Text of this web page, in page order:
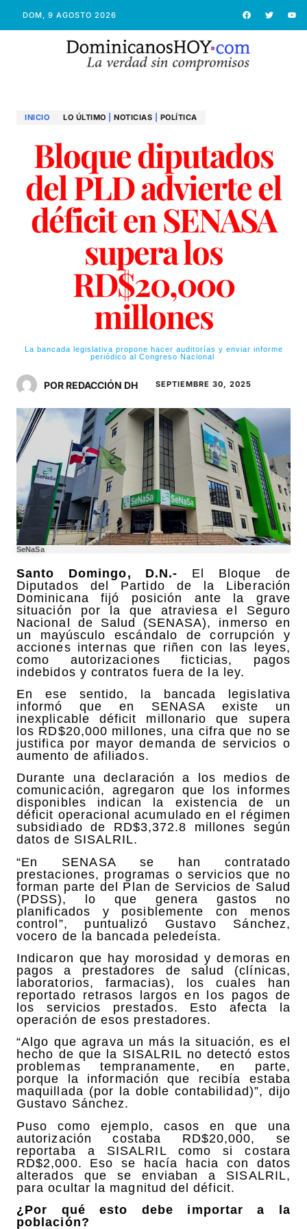
DOM, 9 AGOSTO 2026
INICIO LO ÚLTIMO NOTICIAS POLÍTICA
Bloque diputados
del PLD advierte el
déficit en SENASA
supera los
RD$20,000
millones
La bancada legislativa propone hacer auditorías y enviar informe
periódico al Congreso Nacional
POR REDACCIÓN DH SEPTIEMBRE 30, 2025
SeNaSa
Santo Domingo, D.N.- El Bloque de
Diputados del Partido de la Liberación
Dominicana fijó posición ante la grave
situación por la que atraviesa el Seguro
Nacional de Salud (SENASA), inmerso en
un mayúsculo escándalo de corrupción y
acciones internas que riñen con las leyes,
como autorizaciones ficticias, pagos
indebidos y contratos fuera de la ley.
En ese sentido, la bancada legislativa
informó que en SENASA existe un
inexplicable déficit millonario que supera
los RD$20,000 millones, una cifra que no se
justifica por mayor demanda de servicios o
aumento de afiliados.
Durante una declaración a los medios de
comunicación, agregaron que los informes
disponibles indican la existencia de un
déficit operacional acumulado en el régimen
subsidiado de RD$3,372.8 millones según
datos de SISALRIL.
“En SENASA se han contratado
prestaciones, programas o servicios que no
forman parte del Plan de Servicios de Salud
(PDSS), lo que genera gastos no
planificados y posiblemente con menos
control”, puntualizó Gustavo Sánchez,
vocero de la bancada peledeísta.
Indicaron que hay morosidad y demoras en
pagos a prestadores de salud (clínicas,
laboratorios, farmacias), los cuales han
reportado retrasos largos en los pagos de
los servicios prestados. Esto afecta la
operación de esos prestadores.
“Algo que agrava un más la situación, es el
hecho de que la SISALRIL no detectó estos
problemas tempranamente, en parte,
porque la información que recibía estaba
maquillada (por la doble contabilidad)”, dijo
Gustavo Sánchez.
Puso como ejemplo, casos en que una
autorización costaba RD$20,000, se
reportaba a SISALRIL como si costara
RD$2,000. Eso se hacía hacia con datos
alterados que se enviaban a SISALRIL,
para ocultar la magnitud del déficit.
¿Por qué esto debe importar a la
población?